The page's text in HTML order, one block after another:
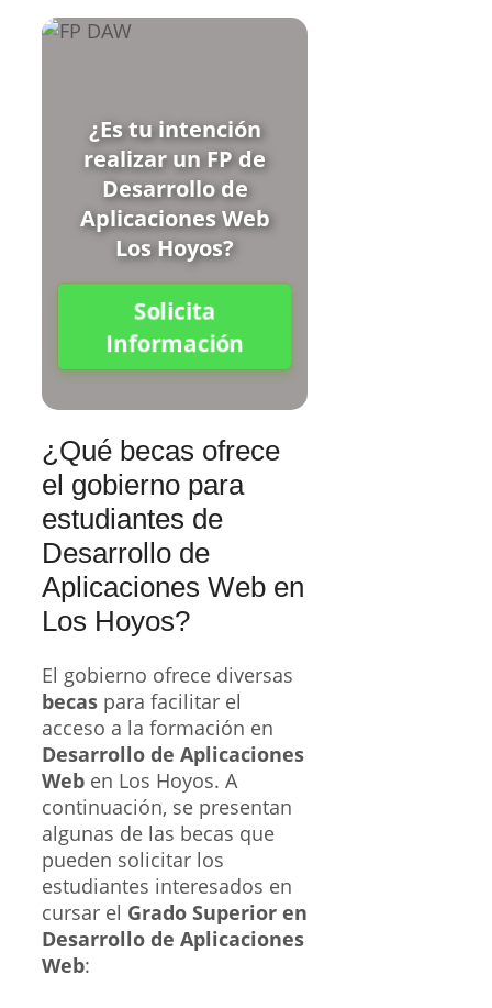
¿Es tu intención
realizar un FP de
Desarrollo de
Aplicaciones Web
Los Hoyos?
Solicita
Información
¿Qué becas ofrece
el gobierno para
estudiantes de
Desarrollo de
Aplicaciones Web en
Los Hoyos?
El gobierno ofrece diversas
becas para facilitar el
acceso a la formación en
Desarrollo de Aplicaciones
Web en Los Hoyos. A
continuación, se presentan
algunas de las becas que
pueden solicitar los
estudiantes interesados en
cursar el Grado Superior en
Desarrollo de Aplicaciones
Web: